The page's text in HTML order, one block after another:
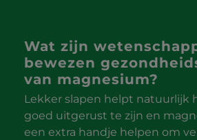
Wat zijn
bewezen
van magnesium?
Lekker slapen helpt natuurlijk
goed uitgerust te zijn en
een extra handje helpen om